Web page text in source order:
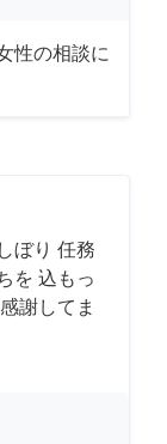
性の相談に
ぼり 任務
を 込もっ
謝してま